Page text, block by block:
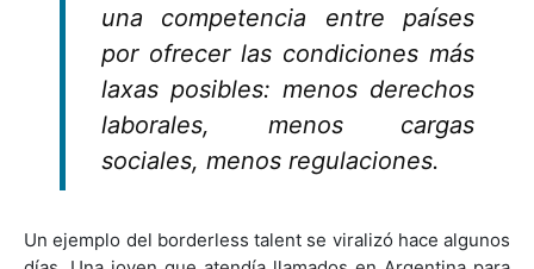
una competencia entre países
por ofrecer las condiciones más
laxas posibles: menos derechos
laborales, menos cargas
sociales, menos regulaciones.
Un ejemplo del borderless talent se viralizó hace algunos